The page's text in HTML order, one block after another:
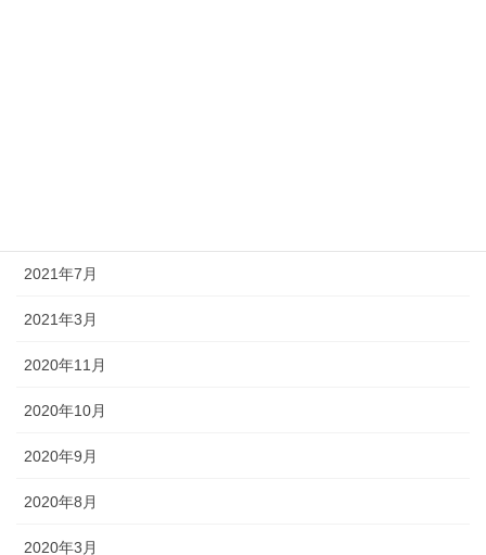
2021年7月
2021年3月
2020年11月
2020年10月
2020年9月
2020年8月
2020年3月